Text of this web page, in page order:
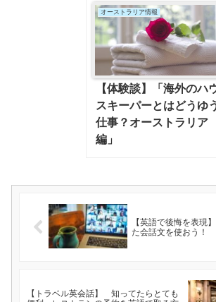
オーストラリア情報
【体験談】「海外のハ
スキーパーとはどうゆ
仕事？オーストラリア
編」
【英語で後悔を表現
た会話文を使おう！
【トラベル英会話】 知ってたらとても